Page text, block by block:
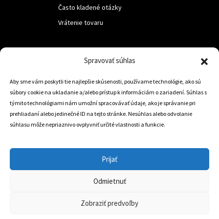
Spravovať súhlas
Aby sme vám poskytli tie najlepšie skúsenosti, používame technológie, ako sú
súbory cookie na ukladanie a/alebo prístup k informáciám o zariadení. Súhlas s
týmito technológiami nám umožní spracovávať údaje, ako je správanie pri
prehliadaní alebo jedinečné ID na tejto stránke. Nesúhlas alebo odvolanie
súhlasu môže nepriaznivo ovplyvniť určité vlastnosti a funkcie.
Prijať
Odmietnuť
Zobraziť predvoľby
Často kladené otázky
Vrátenie tovaru
Trstená 02801
+421 905 806 234
Český Eshop